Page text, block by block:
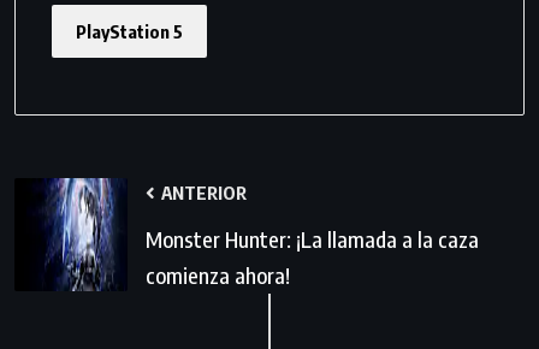
PlayStation 5
ANTERIOR
Monster Hunter: ¡La llamada a la caza
comienza ahora!